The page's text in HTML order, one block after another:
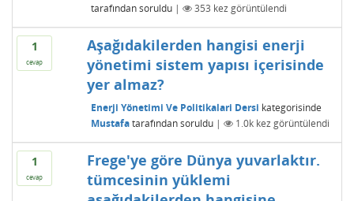
tarafından soruldu | 353 kez görüntülendi
1
cevap
Aşağıdakilerden hangisi enerji
yönetimi sistem yapısı içerisinde
yer almaz?
Enerji Yönetimi Ve Politikalari Dersi kategorisinde
Mustafa tarafından soruldu | 1.0kkez görüntülendi
1
cevap
Frege'ye göre Dünya yuvarlaktır.
tümcesinin yüklemi